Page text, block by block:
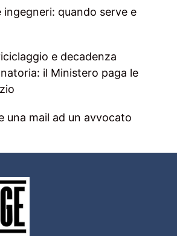
ingegneri: quando serve e
e decadenza
il Ministero paga le
una mail ad un avvocato